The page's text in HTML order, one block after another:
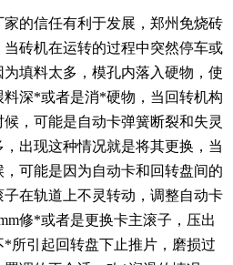
家的信任有利于发展，郑州免烧砖
砖机在运转的过程中突然停车或
填料太多，模孔内落入硬物，使
深*或者是消*硬物，当回转机构
，可能是自动卡弹簧断裂和失灵
出现这种情况就是将其更换，当
可能是因为自动卡和回转盘间的
在轨道上不灵转动，调整自动卡
修*或者是更换卡主滚子，压出
所引起回转盘下止推片，磨损过